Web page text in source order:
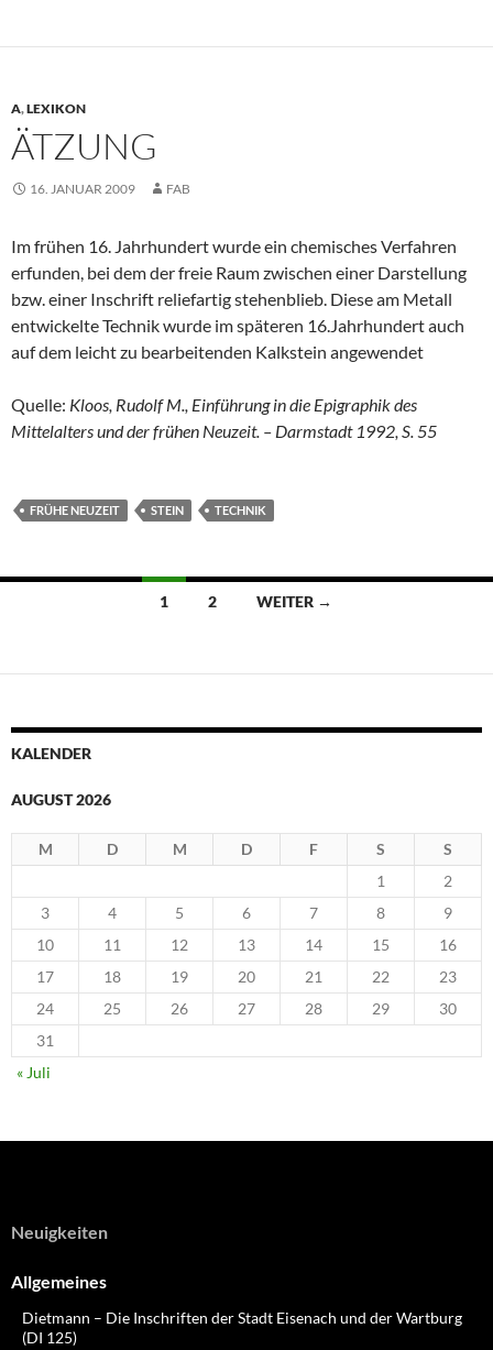
A,LEXIKON
ÄTZUNG
16. JANUAR 2009 FAB
Im frühen 16. Jahrhundert wurde ein chemisches Verfahren
erfunden, bei dem der freie Raum zwischen einer Darstellung
bzw. einer Inschrift reliefartig stehenblieb. Diese am Metall
entwickelte Technik wurde im späteren 16.Jahrhundert auch
auf dem leicht zu bearbeitenden Kalkstein angewendet
Quelle: Kloos, Rudolf M., Einführung in die Epigraphik des
Mittelalters und der frühen Neuzeit. – Darmstadt 1992, S. 55
FRÜHE NEUZEIT STEIN TECHNIK
Beitragsnavigation
1 2 WEITER →
KALENDER
AUGUST 2026
M D M D F S
S
1
2
3
4 5 6 7 8
9
10
11 12 13 14 15
16
17
18 19 20 21 22
23
24
25 26 27 28 29
30
31
« Juli
Neuigkeiten
Allgemeines
Dietmann – Die Inschriften der Stadt Eisenach und der Wartburg
(DI 125)